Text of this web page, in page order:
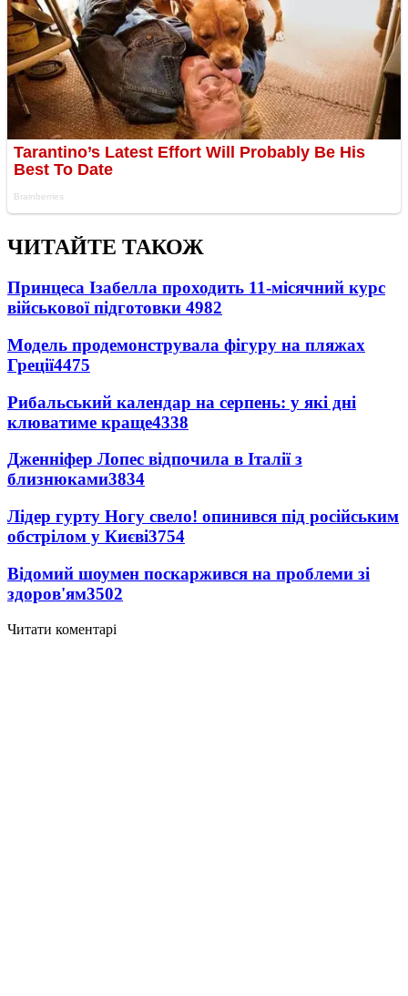
ЧИТАЙТЕ ТАКОЖ
Принцеса Ізабелла проходить 11-місячний курс
військової підготовки 4982
Модель продемонструвала фігуру на пляжах
Греції4475
Рибальський календар на серпень: у які дні
клюватиме краще4338
Дженніфер Лопес відпочила в Італії з
близнюками3834
Лідер гурту Ногу свело! опинився під російським
обстрілом у Києві3754
Відомий шоумен поскаржився на проблеми зі
здоров'ям3502
Читати коментарі